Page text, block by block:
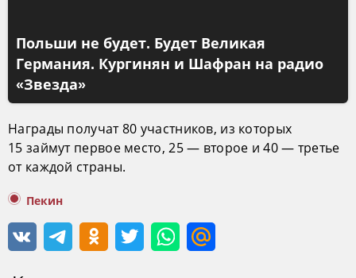
Польши не будет. Будет Великая
Германия. Кургинян и Шафран на радио
«Звезда»
Награды получат 80 участников, из которых
15 займут первое место, 25 — второе и 40 — третье
от каждой страны.
Пекин